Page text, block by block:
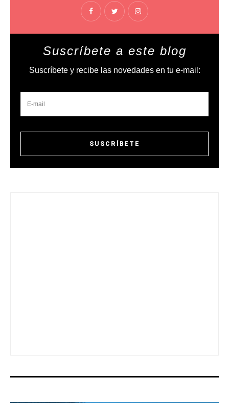
Suscríbete a este blog
Suscríbete y recibe las novedades en tu e-mail: